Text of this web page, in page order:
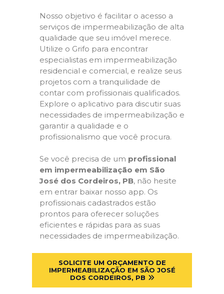
Nosso objetivo é facilitar o acesso a
serviços de impermeabilização de alta
qualidade que seu imóvel merece.
Utilize o Grifo para encontrar
especialistas em impermeabilização
residencial e comercial, e realize seus
projetos com a tranquilidade de
contar com profissionais qualificados.
Explore o aplicativo para discutir suas
necessidades de impermeabilização e
garantir a qualidade e o
profissionalismo que você procura.
Se você precisa de um profissional
em impermeabilização em São
José dos Cordeiros, PB, não hesite
em entrar baixar nosso app. Os
profissionais cadastrados estão
prontos para oferecer soluções
eficientes e rápidas para as suas
necessidades de impermeabilização.
SOLICITE UM ORÇAMENTO DE
IMPERMEABILIZAÇÃO EM SÃO JOSÉ
DOS CORDEIROS, PB